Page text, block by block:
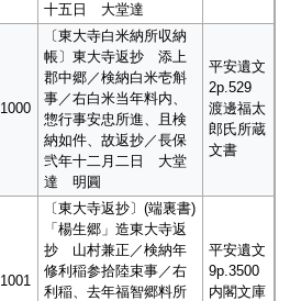
十五日 大堂達
1000
〔東大寺白米納所収納
帳〕東大寺返抄 添上
郡中郷／検納白米壱斛
事／右白米当年料内、
惣行事安忠所進、且検
納如件、故返抄／長保
弐年十二月二日 大堂
達 明圓
平安遺文
2p.529
渡邊福太
郎氏所蔵
文書
1001
〔東大寺返抄〕(端裏書)
「楊生郷」造東大寺返
抄 山村兼正／検納年
修利稲参拾陸束事／右
利稲、去年福智郷料所
平安遺文
9p.3500
内閣文庫